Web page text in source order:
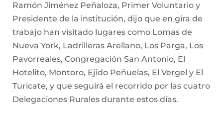
Ramón Jiménez Peñaloza, Primer Voluntario y
Presidente de la institución, dijo que en gira de
trabajo han visitado lugares como Lomas de
Nueva York, Ladrilleras Arellano, Los Parga, Los
Pavorreales, Congregación San Antonio, El
Hotelito, Montoro, Ejido Peñuelas, El Vergel y El
Turicate, y que seguirá el recorrido por las cuatro
Delegaciones Rurales durante estos días.